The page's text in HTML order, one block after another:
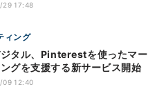
29 17:48
ィング
タル、Pinterestを使ったマー
グを支援する新サービス開始
09 12:40